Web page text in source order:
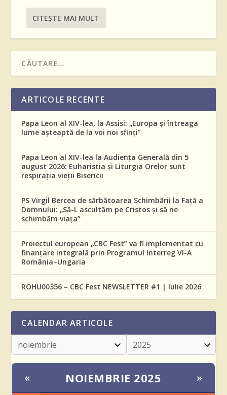
CITEŞTE MAI MULT
ARTICOLE RECENTE
Papa Leon al XIV-lea, la Assisi: „Europa și întreaga
lume așteaptă de la voi noi sfinți”
Papa Leon al XIV-lea la Audiența Generală din 5
august 2026: Euharistia și Liturgia Orelor sunt
respirația vieții Bisericii
PS Virgil Bercea de sărbătoarea Schimbării la Față a
Domnului: „Să-L ascultăm pe Cristos și să ne
schimbăm viața”
Proiectul european „CBC Fest” va fi implementat cu
finanțare integrală prin Programul Interreg VI-A
România–Ungaria
ROHU00356 – CBC Fest NEWSLETTER #1 | Iulie 2026
CALENDAR ARTICOLE
« NOIEMBRIE 2025 »